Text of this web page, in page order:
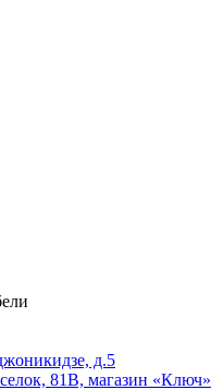
д.5
81В, магазин «Ключ»